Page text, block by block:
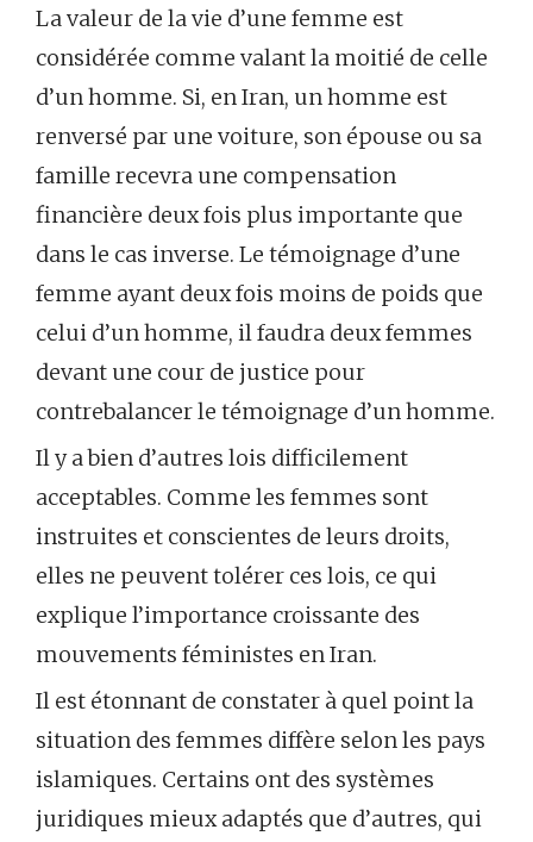
La valeur de la vie d’une femme est
considérée comme valant la moitié de celle
d’un homme. Si, en Iran, un homme est
renversé par une voiture, son épouse ou sa
famille recevra une compensation
financière deux fois plus importante que
dans le cas inverse. Le témoignage d’une
femme ayant deux fois moins de poids que
celui d’un homme, il faudra deux femmes
devant une cour de justice pour
contrebalancer le témoignage d’un homme.
Il y a bien d’autres lois difficilement
acceptables. Comme les femmes sont
instruites et conscientes de leurs droits,
elles ne peuvent tolérer ces lois, ce qui
explique l’importance croissante des
mouvements féministes en Iran.
Il est étonnant de constater à quel point la
situation des femmes diffère selon les pays
islamiques. Certains ont des systèmes
juridiques mieux adaptés que d’autres, qui